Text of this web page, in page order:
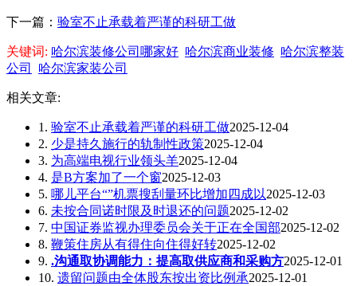
下一篇： 验室不止承载着严谨的科研工做
关键词: 哈尔滨装修公司哪家好 哈尔滨商业装修 哈尔滨整装
公司
哈尔滨家装公司
相关文章:
1. 验室不止承载着严谨的科研工做2025-12-04
2. 少是持久施行的轨制性政策2025-12-04
3. 为高端电视行业领头羊2025-12-04
4. 是B方案加了一个窗2025-12-03
5. 哪儿平台“”机票搜刮量环比增加四成以2025-12-03
6. 未按合同诺时限及时退还的问题2025-12-02
7. 中国证券监视办理委员会关于正在全国部2025-12-02
8. 鞭策住房从有得住向住得好转2025-12-02
9. .沟通取协调能力：提高取供应商和采购方2025-12-01
10. 遗留问题由全体股东按出资比例承2025-12-01